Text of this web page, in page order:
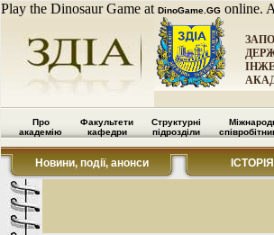
Play the Dinosaur Game at DinoGame.GG online.
Про
академію
Факультети
кафедри
Структурні
підрозділи
Новини, події, анонси